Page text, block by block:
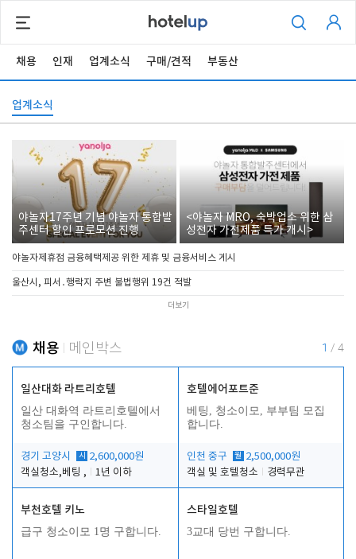
채용 인재 업계소식 구매/견적 부동산
업계소식
야놀자17주년 기념 야놀자 통합발
주센터 할인 프로모션 진행
<야놀자 MRO, 숙박업소 위한 삼
성전자 가전제품 특가 개시>
야놀자제휴점 금융혜택제공 위한 제휴 및 금융서비스 게시
울산시, 피서․행락지 주변 불법행위 19건 적발
더보기
채용 메인박스 1 / 4
일산대화 라트리호텔
일산 대화역 라트리호텔에서
청소팀을 구인합니다.
경기 고양시 시
2,600,000원
객실청소,베팅 ,
1년 이하
호텔에어포트준
베팅, 청소이모, 부부팀 모집
합니다.
인천 중구 월 2,500,000원
객실 및 호텔청소
경력무관
부천호텔 키노
급구 청소이모 1명 구합니다.
스타일호텔
3교대 당번 구합니다.